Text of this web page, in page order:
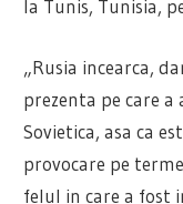
la Tunis, Tunisia,
„Rusia incearca,
prezenta pe care
Sovietica, asa ca
provocare pe
felul in care a fost